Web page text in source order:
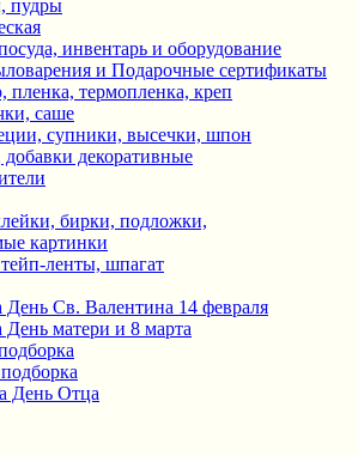
пудры
инвентарь и оборудование
и Подарочные сертификаты
пленка, термопленка, креп
саше
супники, высечки, шпон
декоративные
бирки, подложки,
картинки
ленты, шпагат
Св. Валентина 14 февраля
матери и 8 марта
День Отца